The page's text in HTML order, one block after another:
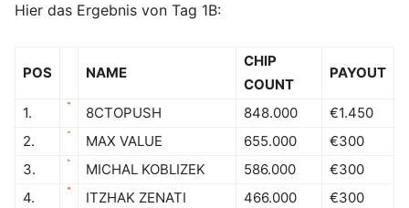
Hier das Ergebnis von Tag 1B:
POS NAME
CHIP
COUNT
PAYOUT
1. 8CTOPUSH 848.000
€1.450
2.
MAX VALUE 655.000
€300
3.
MICHAL KOBLIZEK 586.000
€300
4.
ITZHAK ZENATI 466.000
€300